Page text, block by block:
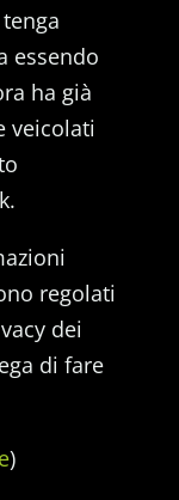
essendo
ha già
veicolati
regolati
dei
di fare
)